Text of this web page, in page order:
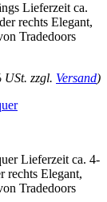
Lieferzeit ca.
rechts Elegant,
Tradedoors
zzgl. Versand)
Lieferzeit ca. 4-
rechts Elegant,
Tradedoors